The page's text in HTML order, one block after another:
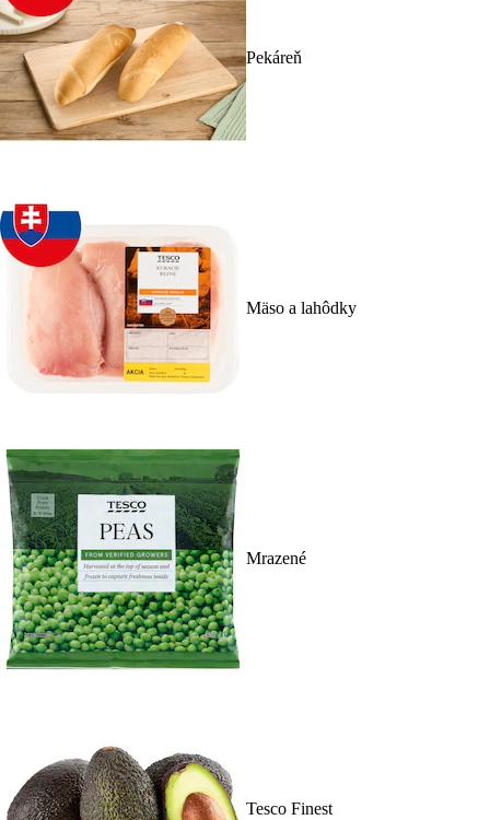
Pekáreň
Mäso a lahôdky
Mrazené
Tesco Finest